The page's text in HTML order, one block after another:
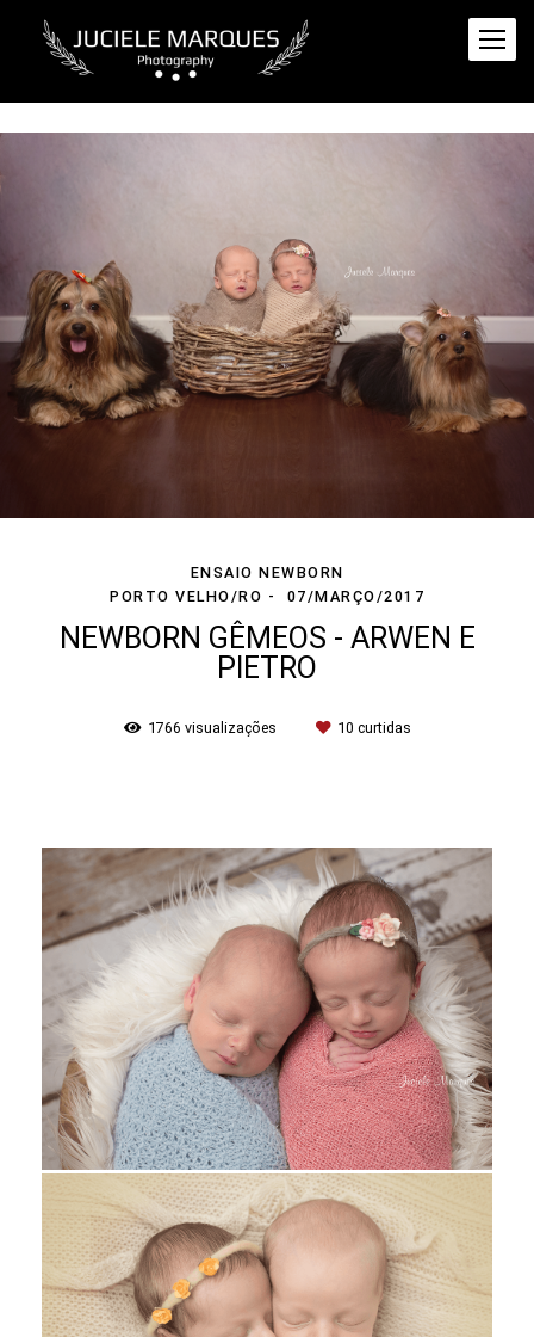
ENSAIO NEWBORN
PORTO VELHO/RO
07/MARÇO/2017
NEWBORN GÊMEOS - ARWEN E
PIETRO
1766 visualizações 10 curtidas